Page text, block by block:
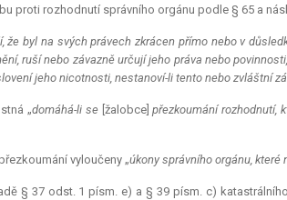
proti rozhodnutí správního orgánu podle § 65 a
že byl na svých právech zkrácen přímo nebo v
ruší nebo závazně určují jeho práva nebo
jeho nicotnosti, nestanoví-li tento nebo zvláštní
„domáhá-li se [žalobce] přezkoumání rozhodnutí,
vyloučeny „úkony správního orgánu, které
§ 37 odst. 1 písm. e) a § 39 písm. c)